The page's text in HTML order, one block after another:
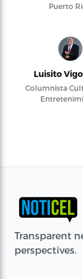
Puerto
Luisito
Columnista
Transparent
perspectives.